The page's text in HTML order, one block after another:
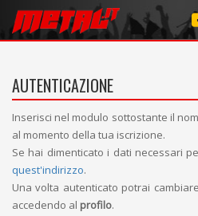
AUTENTICAZIONE
Inserisci nel modulo sottostante il
al momento della tua iscrizione.
Se hai dimenticato i dati necessari
quest'indirizzo.
Una volta autenticato potrai
accedendo al profilo.